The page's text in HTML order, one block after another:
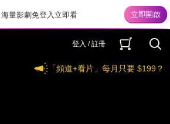
量影劇免登入立即看
登入 / 註冊
「頻道+看片」每月只要 $199？